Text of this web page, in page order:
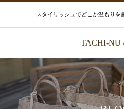
スタイリッシュでどこか温もりを
TACHI-NU